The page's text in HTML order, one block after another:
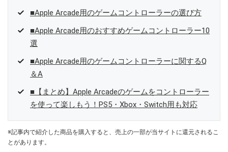
■Apple Arcade用のゲームコントローラーの選び方
■Apple Arcade用のおすすめゲームコントローラー10
選
■Apple Arcade用のゲームコントローラーに関するQ
＆A
■【まとめ】Apple Arcadeのゲームをコントローラー
を使って楽しもう！PS5・Xbox・Switch用も対応
※記事内で紹介した商品を購入すると、売上の一部が当サイトに還元されるこ
とがあります。